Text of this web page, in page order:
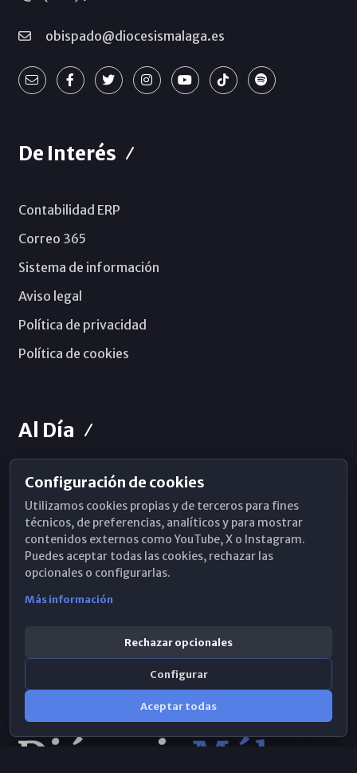
obispado@diocesismalaga.es
De Interés
Contabilidad ERP
Correo 365
Sistema de información
Aviso legal
Política de privacidad
Política de cookies
Al Día
Horarios de Misa
Hemeroteca
WhatsApp
Configuración de cookies
Utilizamos cookies propias y de terceros para fines
técnicos, de preferencias, analíticos y para mostrar
contenidos externos como YouTube, X o Instagram.
Puedes aceptar todas las cookies, rechazar las
opcionales o configurarlas.
Más información
Rechazar opcionales
Configurar
Aceptar todas